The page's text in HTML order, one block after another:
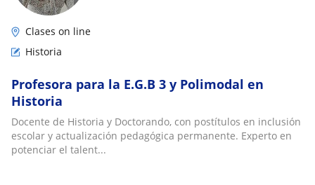
Clases on line
Historia
Profesora para la E.G.B 3 y Polimodal en
Historia
Docente de Historia y Doctorando, con postítulos en inclusión
escolar y actualización pedagógica permanente. Experto en
potenciar el talent...